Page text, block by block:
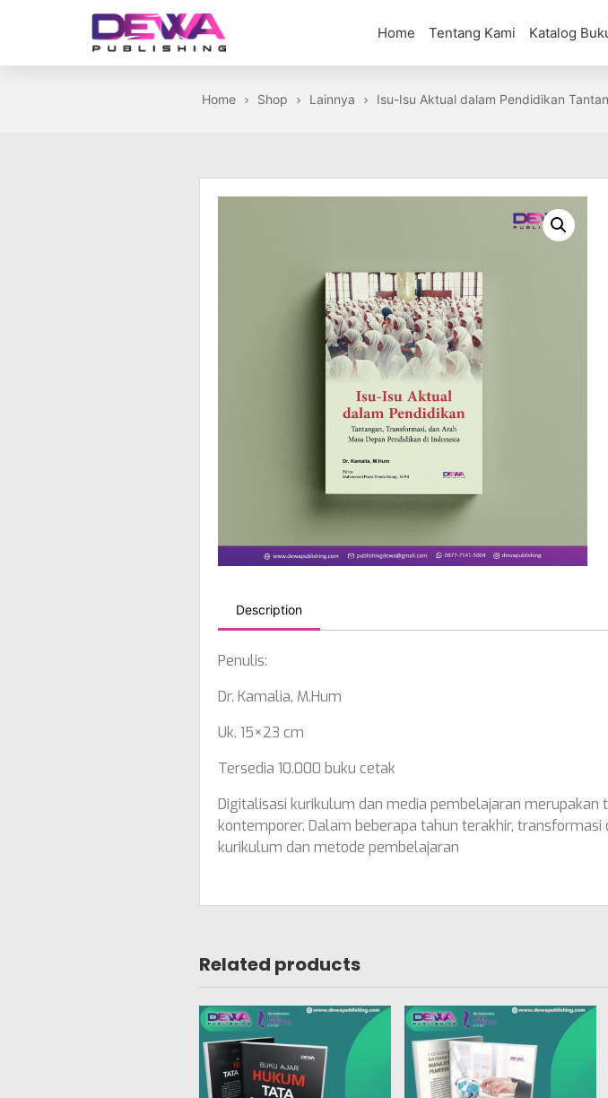
Dewa
Home Tentang Kami Katalog
Home Shop Lainnya Isu-Isu Aktual dalam Pendidikan
Description
Penulis:
Dr. Kamalia, M.Hum
Uk. 15×23 cm
Tersedia 10.000 buku cetak
Digitalisasi kurikulum dan media pembelajaran
kontemporer. Dalam beberapa tahun terakhir,
kurikulum dan metode pembelajaran
Related products